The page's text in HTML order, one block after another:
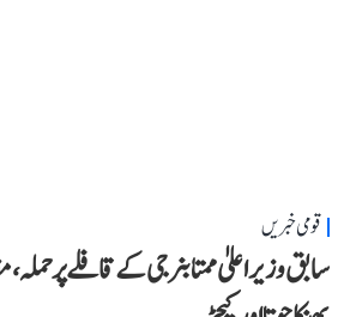
قومی خبریں
سابق وزیر اعلیٰ ممتا بنرجی کے قافلے پر